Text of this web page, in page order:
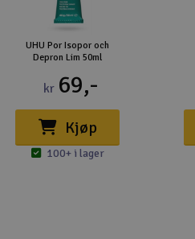
UHU Por Isopor och
Depron Lim 50ml
kr 69,-
Kjøp
100+ i lager